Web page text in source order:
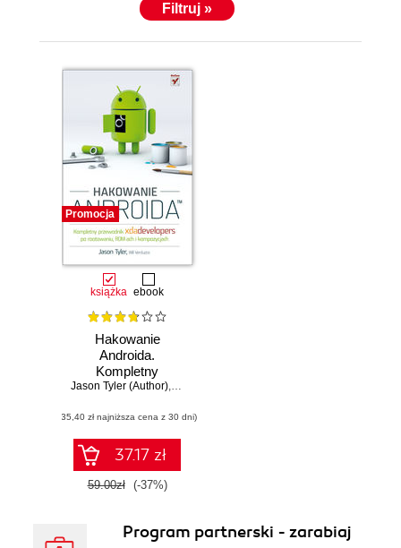
Filtruj »
Promocja
książka ebook
Hakowanie
Androida.
Kompletny
przewodnik XDA
rootowaniu, ROM-
ach i
kompozycjach
Jason Tyler (Author), Will Verduzco (Contributor)
(35,40 zł najniższa cena z 30 dni)
37.17 zł
59.00zł (-37%)
Program partnerski - zarabiaj